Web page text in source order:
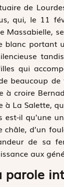
de
qui, le 11
Massabielle,
blanc portant
qui
beaucoup
à croire
à La Salette,
est-il qu’une
châle, d’un
de sa
aux
parole